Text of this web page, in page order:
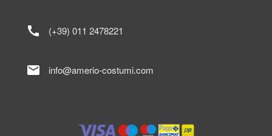
call (+39) 011 2478221
mail info@amerio-costumi.com